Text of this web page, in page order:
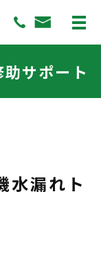
サポート
水漏れト